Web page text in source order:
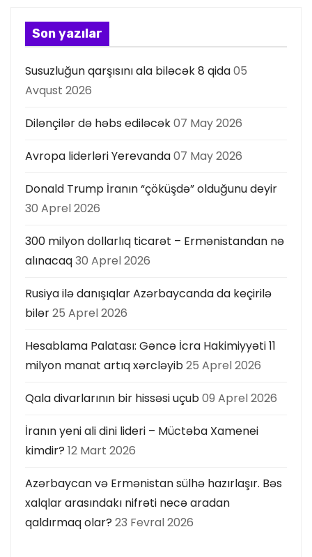
Son yazılar
Susuzluğun qarşısını ala biləcək 8 qida05
Avqust 2026
Dilənçilər də həbs ediləcək07 May 2026
Avropa liderləri Yerevanda07 May 2026
Donald Trump İranın “çöküşdə” olduğunu deyir
30 Aprel 2026
300 milyon dollarlıq ticarət – Ermənistandan nə
alınacaq30 Aprel 2026
Rusiya ilə danışıqlar Azərbaycanda da keçirilə
bilər25 Aprel 2026
Hesablama Palatası: Gəncə İcra Hakimiyyəti 11
milyon manat artıq xərcləyib25 Aprel 2026
Qala divarlarının bir hissəsi uçub09 Aprel 2026
İranın yeni ali dini lideri – Müctəba Xamenei
kimdir? 12 Mart 2026
Azərbaycan və Ermənistan sülhə hazırlaşır. Bəs
xalqlar arasındakı nifrəti necə aradan
qaldırmaq olar? 23 Fevral 2026